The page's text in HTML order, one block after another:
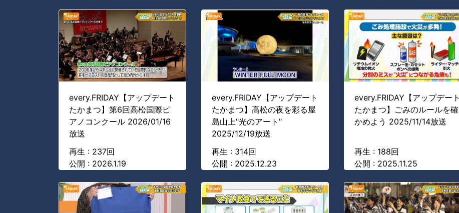
every.FRIDAY【アップデート
たかまつ】第6回高松国際ピ
アノコンクール 2026/01/16
放送
再生 : 237回
公開 : 2026.1.19
every.FRIDAY【アップデート
たかまつ】高松の夜を彩る屋
島山上"光のアート"
2025/12/19放送
再生 : 314回
公開 : 2025.12.23
every.FRIDAY【アップデート
たかまつ】ごみのルールを確
かめよう 2025/11/14放送
再生 : 188回
公開 : 2025.11.25